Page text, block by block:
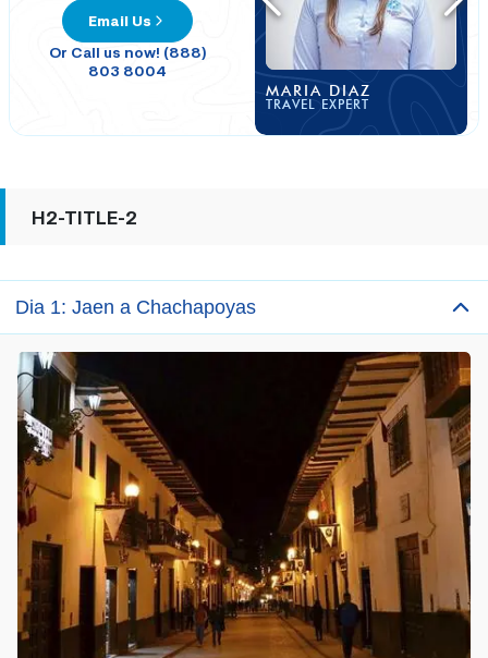
Email Us
Or Call us now! (888)
803 8004
MARIA DIAZ
TRAVEL EXPERT
H2-TITLE-2
Dia 1: Jaen a Chachapoyas